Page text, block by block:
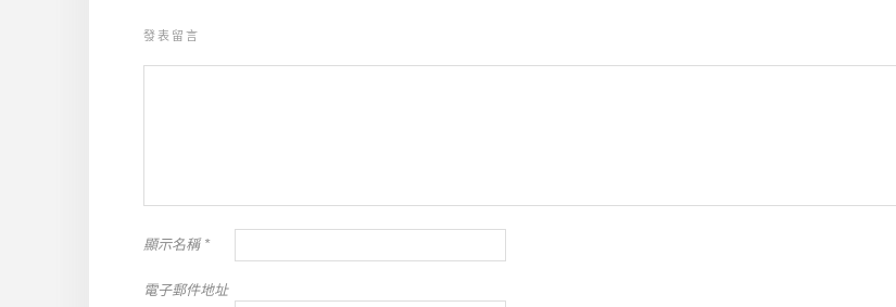
發表留言
顯示名稱 *
電子郵件地址